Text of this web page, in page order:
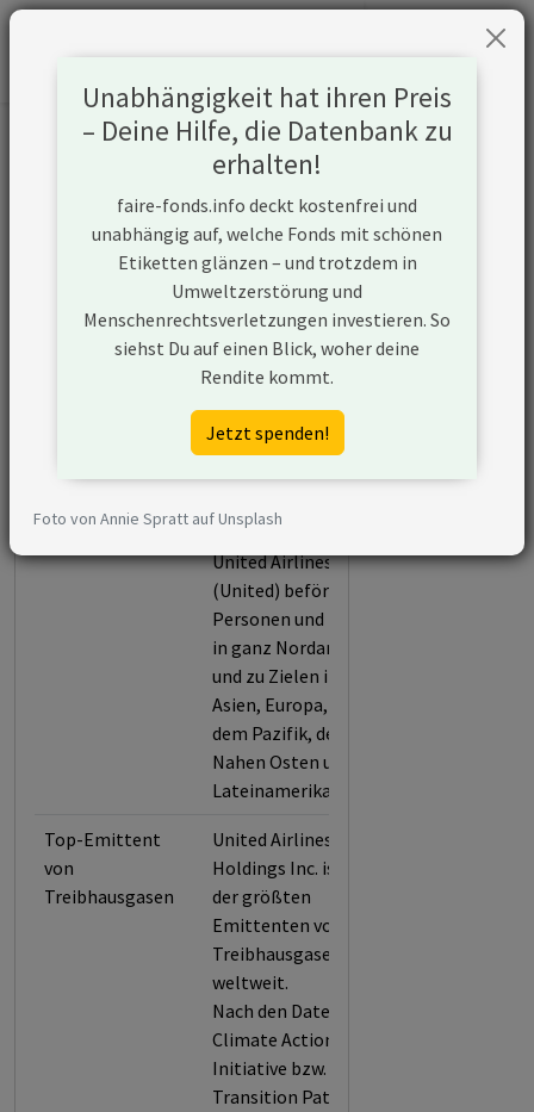
Informationen zum Unternehmen
United Airlines
Holdings Inc.
https://ir.united.com/
Konflikte
Kurzbeschreibung
Holdings, Inc. bzw.
seine
Tochtergesellschaft
United Airlines, Inc.
(United) befördert
Personen und Fracht
in ganz Nordamerika
und zu Zielen in
Asien, Europa, Afrika,
dem Pazifik, dem
Nahen Osten und
Lateinamerika.
Top-Emittent
von
Treibhausgasen
United Airlines
Holdings Inc. ist einer
der größten
Emittenten von
Treibhausgasen
weltweit.
Nach den Daten der
Climate Action 100+
Initiative bzw. der
Transition Pathway
Unabhängigkeit hat ihren Preis
– Deine Hilfe, die Datenbank zu
erhalten!
faire-fonds.info deckt kostenfrei und
unabhängig auf, welche Fonds mit schönen
Etiketten glänzen – und trotzdem in
Umweltzerstörung und
Menschenrechtsverletzungen investieren. So
siehst Du auf einen Blick, woher deine
Rendite kommt.
Jetzt spenden!
Foto von Annie Spratt auf Unsplash